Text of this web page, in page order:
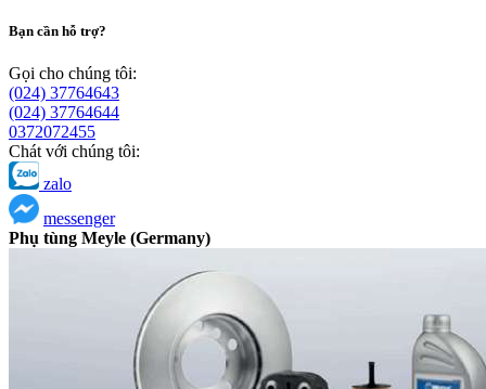
Bạn cần hỗ trợ?
Gọi cho chúng tôi:
(024) 37764643
(024) 37764644
0372072455
Chát với chúng tôi:
zalo
messenger
Phụ tùng Meyle (Germany)